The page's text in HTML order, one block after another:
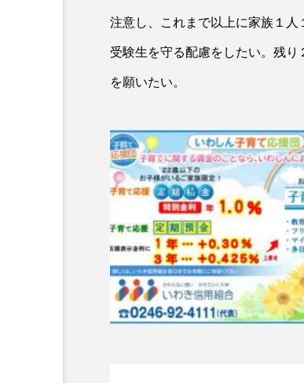
注意し、これまで以上に家族１
受験生を守る配慮をしたい。残
を願いたい。